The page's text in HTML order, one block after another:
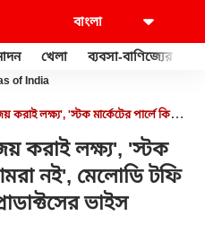
খেলা ব্যবসা-বাণিজ্যের
of India
করাই লক্ষ্য', 'স্টক মার্কেটের পার্লে কিন্তু
করাই লক্ষ্য', 'স্টক
নই', মেলোডি টফি
ভাইস